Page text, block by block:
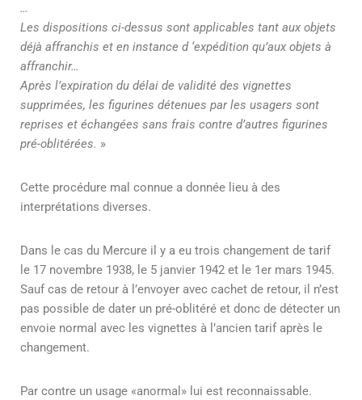
…
Les dispositions ci-dessus sont applicables tant aux objets
déjà affranchis et en instance d ‘expédition qu’aux objets à
affranchir…
Après l’expiration du délai de validité des vignettes
supprimées, les figurines détenues par les usagers sont
reprises et échangées sans frais contre d’autres figurines
pré-oblitérées. »
Cette procédure mal connue a donnée lieu à des
interprétations diverses.
Dans le cas du Mercure il y a eu trois changement de tarif
le 17 novembre 1938, le 5 janvier 1942 et le 1er mars 1945.
Sauf cas de retour à l’envoyer avec cachet de retour, il n’est
pas possible de dater un pré-oblitéré et donc de détecter un
envoie normal avec les vignettes à l’ancien tarif après le
changement.
Par contre un usage «anormal» lui est reconnaissable.